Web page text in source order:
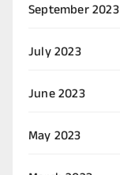
September 2023
July 2023
June 2023
May 2023